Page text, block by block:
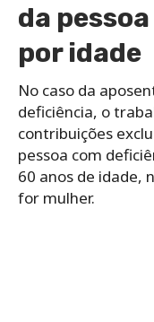
da
por idade
No caso da
deficiência, o
contribuições
pessoa com
60 anos de idade,
for mulher.